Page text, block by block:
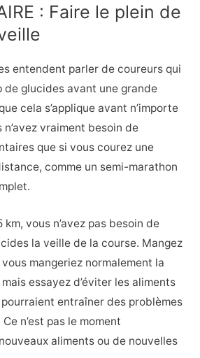
: Faire le plein de
entendent parler de coureurs qui
de glucides avant une grande
cela s’applique avant n’importe
n’avez vraiment besoin de
que si vous courez une
comme un semi-marathon
vous n’avez pas besoin de
la veille de la course. Mangez
mangeriez normalement la
essayez d’éviter les aliments
entraîner des problèmes
n’est pas le moment
aliments ou de nouvelles